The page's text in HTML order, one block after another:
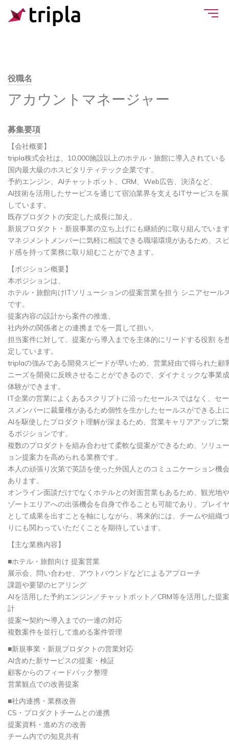
役職名
アカウントマネージャー
募集要項
【会社概要】
tripla株式会社は、10,000施設以上のホテル・旅館に導入されている
国内最大級のホスピタリティテック企業です。
予約エンジン、AIチャットボット、CRM、Web広告、決済など、
AI技術を活用したサービスを通じて宿泊業界を支えるITサービスを
しています。
既存プロダクトの安定した成長に加え、
新規プロダクト・新規事業の立ち上げにも継続的に取り組んでいま
マネジメントメンバーに気軽に相談できる職場環境があるため、ス
ド感を持って業務に取り組むことができます。
【ポジション概要】
本ポジションは、
ホテル・旅館向けITソリューションの提案営業を担う シニアセール
です。
提案内容の設計から案件の推進、
社内外の関係者との連携までを一貫して担い、
担当案件に対して、提案から導入までを主体的にリードする役割 を
定しています。
triplaの強みである開発スピードが早いため、営業経由で得られた顧
ニーズを開発に反映させることができるので、ダイナミックな事業
体験ができます。
IT企業の営業によくあるスクリプトに沿ったセールスではなく、セ
スメンバーに裁量権があるため個性を生かしたセールスができる上
AIを駆使したプロダクト理解が深まるため、営業キャリアアップに
るポジションです。
複数のプロダクトを組み合わせて柔軟な提案ができるため、ソリュ
ョン提案力を高められる業務です。
本人の頑張り次第で英語を使った外国人とのコミュニケーション機
あります。
オンライン面談だけでなくホテルとの対面営業もあるため、観光地
ゾートエリアへの出張機会を自身で作ることも可能であり、プレイ
として成果を出すことを軸にしながら、将来的には、チームや組織
りにも関わっていただくことを期待しています。
【主な業務内容】
■ホテル・旅館向け 提案営業
展示会、問い合わせ、アウトバウンドなどによるアプローチ
課題や要望のヒアリング
AIを活用した予約エンジン／チャットボット／CRM等を活用した提
計
提案〜契約〜導入までの一連の対応
複数案件を並行して進める案件管理
■新規事業・新規プロダクトの営業対応
AI含めた新サービスの提案・検証
顧客からのフィードバック整理
営業観点での改善提案
■社内連携・業務改善
CS・プロダクトチームとの連携
提案資料・進め方の改善
チーム内での知見共有